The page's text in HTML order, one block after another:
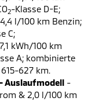
2-Klasse D-E;
l/100 km Benzin;
C;
kWh/100 km
A; kombinierte
627 km.
Auslaufmodell -
& 2,0 l/100 km